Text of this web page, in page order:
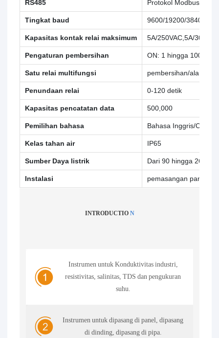
RS485 Protokol Modbus RTU
Tingkat baud 9600/19200/38400
Kapasitas kontak relai maksimum 5A/250VAC,5A/30VDC
Pengaturan pembersihan ON: 1 hingga 1000
Satu relai multifungsi pembersihan/alarm
Penundaan relai 0-120 detik
Kapasitas pencatatan data 500,000
Pemilihan bahasa Bahasa Inggris/Cina
Kelas tahan air IP65
Sumber Daya listrik Dari 90 hingga 260
Instalasi pemasangan panel/
INTRODUCTIO N
Instrumen untuk Konduktivitas industri,
resistivitas, salinitas, TDS dan pengukuran
suhu.
Instrumen untuk dipasang di panel, dipasang
di dinding, dipasang di pipa.